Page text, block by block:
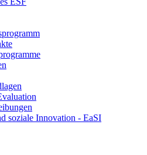
so­zia­le In­no­va­ti­on - Ea­SI